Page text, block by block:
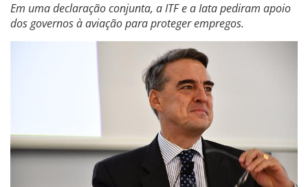
Em uma declaração conjunta, a ITF e a Iata pediram apoio
dos governos à aviação para proteger empregos.